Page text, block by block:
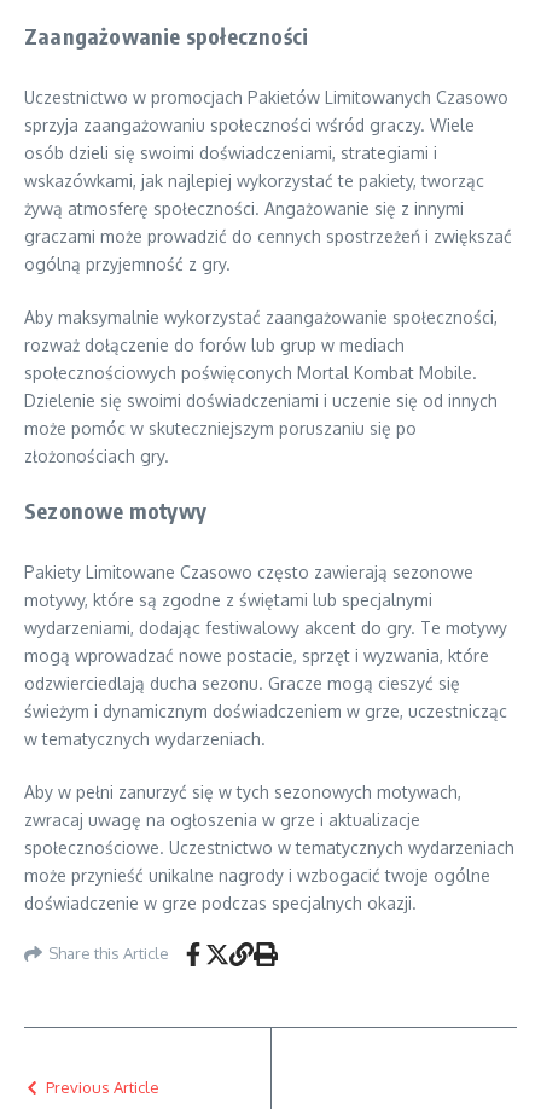
Zaangażowanie społeczności
Uczestnictwo w promocjach Pakietów Limitowanych Czasowo
sprzyja zaangażowaniu społeczności wśród graczy. Wiele
osób dzieli się swoimi doświadczeniami, strategiami i
wskazówkami, jak najlepiej wykorzystać te pakiety, tworząc
żywą atmosferę społeczności. Angażowanie się z innymi
graczami może prowadzić do cennych spostrzeżeń i zwiększać
ogólną przyjemność z gry.
Aby maksymalnie wykorzystać zaangażowanie społeczności,
rozważ dołączenie do forów lub grup w mediach
społecznościowych poświęconych Mortal Kombat Mobile.
Dzielenie się swoimi doświadczeniami i uczenie się od innych
może pomóc w skuteczniejszym poruszaniu się po
złożonościach gry.
Sezonowe motywy
Pakiety Limitowane Czasowo często zawierają sezonowe
motywy, które są zgodne z świętami lub specjalnymi
wydarzeniami, dodając festiwalowy akcent do gry. Te motywy
mogą wprowadzać nowe postacie, sprzęt i wyzwania, które
odzwierciedlają ducha sezonu. Gracze mogą cieszyć się
świeżym i dynamicznym doświadczeniem w grze, uczestnicząc
w tematycznych wydarzeniach.
Aby w pełni zanurzyć się w tych sezonowych motywach,
zwracaj uwagę na ogłoszenia w grze i aktualizacje
społecznościowe. Uczestnictwo w tematycznych wydarzeniach
może przynieść unikalne nagrody i wzbogacić twoje ogólne
doświadczenie w grze podczas specjalnych okazji.
Share this Article
Previous Article